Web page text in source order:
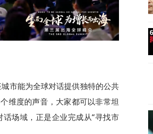
市能为全球对话提供独特的公共
维度的声音，大家都可以非常坦
场域，正是企业完成从“寻找市